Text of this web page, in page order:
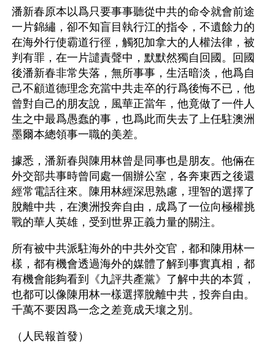
潘新春原本以爲只要事事聽從中共的命令就會前途
一片錦繡，卻不知盲目執行江的指令，不遺餘力的
在海外行使霸道行徑，觸犯加拿大的人權法律，被
判有罪，在一片譴責聲中，默默然獨自回國。回國
後潘新春非常失落，無所事事，生活暗淡，他爲自
己不顧道德理念充當中共走卒的行爲後悔不已，他
曾對自己的朋友說，風華正當年，他竟做了一件人
生之中最爲愚蠢的事，也爲此而失去了上任駐澳洲
墨爾本總領事一職的美差。
據悉，潘新春與陳用林曾是同事也是朋友。他倆在
外交部共事時曾同處一個辦公室，各奔東西之後還
經常電話往來。陳用林經深思熟慮，理智的選擇了
脫離中共，在澳洲投奔自由，成爲了一位向極權挑
戰的華人英雄，受到世界正義力量的關注。
所有被中共派駐海外的中共外交官，都和陳用林一
樣，都有機會透過海外的媒體了解到事實真相，都
有機會能夠看到《九評共產黨》了解中共的本質，
也都可以像陳用林一樣選擇脫離中共，投奔自由。
千萬不要因爲一念之差竟成天壤之別。
（人民報首發）